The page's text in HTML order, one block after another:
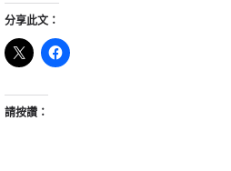
分享此文：
請按讚：